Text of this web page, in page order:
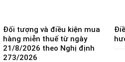
Đối tượng và điều kiện mua
hàng miễn thuế từ ngày
21/8/2026 theo Nghị định
273/2026